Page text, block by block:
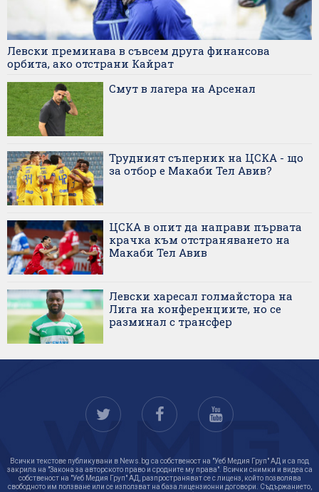
Левски преминава в съвсем друга финансова
орбита, ако отстрани Кайрат
Смут в лагера на Арсенал
Трудният съперник на ЦСКА - що
за отбор е Макаби Тел Авив?
ЦСКА в опит да направи първата
крачка към отстраняването на
Макаби Тел Авив
Левски харесал голмайстора на
Лига на конференциите, но се
разминал с трансфер
Всички текстове публикувани в News.bg са собственост на "Уеб Медия Груп" АД и са под
закрила на "Закона за авторското право и сродните му права". Всички снимки и видеа са
собственост на "Уеб Медия Груп" АД, разпространяват се с лиценз, който позволява
свободното им ползване или се използват на база лицензионни договори. Съдържанието,